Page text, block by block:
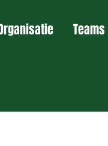
Teams